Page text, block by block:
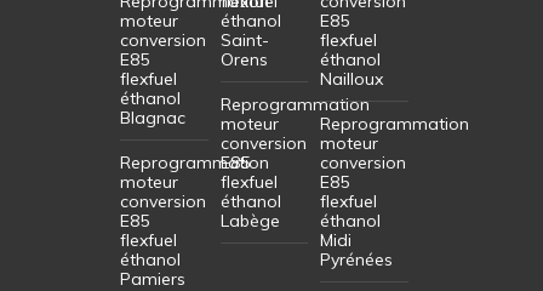
moteur
conversion
E85
flexfuel
éthanol
Blagnac
Reprogrammation
moteur
conversion
E85
flexfuel
éthanol
Pamiers
éthanol
Saint-
Orens
Reprogrammation
moteur
conversion
E85
flexfuel
éthanol
Labège
E85
flexfuel
éthanol
Nailloux
Reprogrammation
moteur
conversion
E85
flexfuel
éthanol
Midi
Pyrénées